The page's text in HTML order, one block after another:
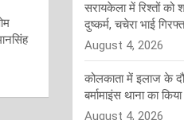
सरायकेला में रिश्तों को
दुष्कर्म, चचेरा भाई
August 4, 2026
कोलकाता में इलाज के
बर्मामाइंस थाना का
August 4, 2026